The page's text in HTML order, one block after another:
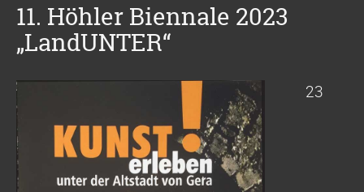
11. Höhler Biennale 2023
„LandUNTER“
23